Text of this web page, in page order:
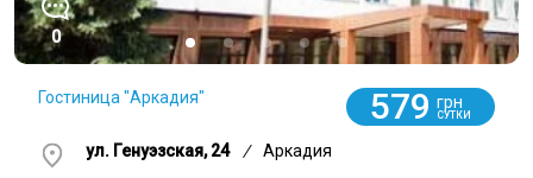
0
Гостиница "Аркадия" 579 грн
СУТКИ
ул. Генуэзская, 24 / Аркадия